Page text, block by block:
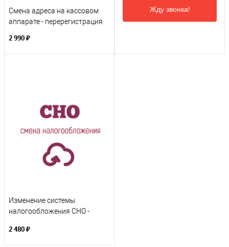
Смена адреса на кассовом
аппарате - перерегистрация
2 990 ₽
Жду звонка!
Изменение системы
налогообложения СНО -
2 480 ₽